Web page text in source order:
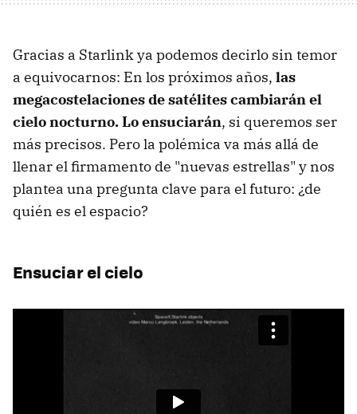
Gracias a Starlink ya podemos decirlo sin temor
a equivocarnos: En los próximos años, las
megacostelaciones de satélites cambiarán el
cielo nocturno. Lo ensuciarán, si queremos ser
más precisos. Pero la polémica va más allá de
llenar el firmamento de "nuevas estrellas" y nos
plantea una pregunta clave para el futuro: ¿de
quién es el espacio?
Ensuciar el cielo